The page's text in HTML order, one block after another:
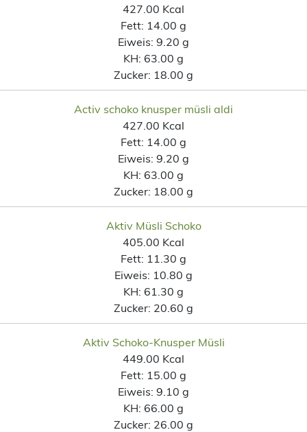
427.00 Kcal
Fett: 14.00 g
Eiweis: 9.20 g
KH: 63.00 g
Zucker: 18.00 g
Activ schoko knusper müsli aldi
427.00 Kcal
Fett: 14.00 g
Eiweis: 9.20 g
KH: 63.00 g
Zucker: 18.00 g
Aktiv Müsli Schoko
405.00 Kcal
Fett: 11.30 g
Eiweis: 10.80 g
KH: 61.30 g
Zucker: 20.60 g
Aktiv Schoko-Knusper Müsli
449.00 Kcal
Fett: 15.00 g
Eiweis: 9.10 g
KH: 66.00 g
Zucker: 26.00 g